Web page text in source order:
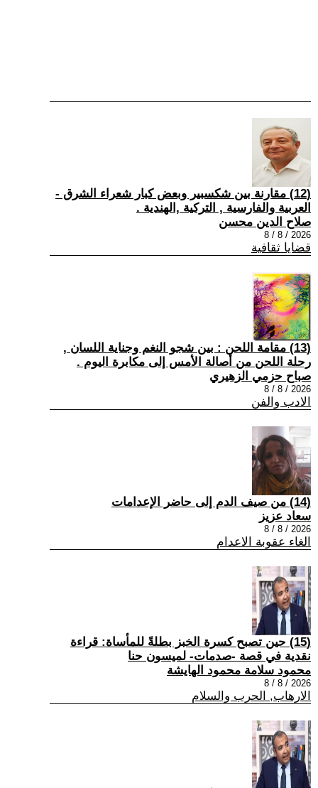
(12) مقارنة بين شكسبير وبعض كبار شعراء الشرق -
العربية والفارسية , التركية ,الهندية .
صلاح الدين محسن
2026 / 8 / 8
قضايا ثقافية
(13) مقامة اللحن : بين شجو النغم وجناية اللسان ,
رحلة اللحن من أصالة الأمس إلى مكابرة اليوم .
صباح حزمي الزهيري
2026 / 8 / 8
الادب والفن
(14) من صيف الدم إلى حاضر الإعدامات
سعاد عزيز
2026 / 8 / 8
الغاء عقوبة الاعدام
(15) حين تصبح كسرة الخبز بطلةً للمأساة: قراءة
نقدية في قصة -صدمات- لميسون حنا
محمود سلامة محمود الهايشة
2026 / 8 / 8
الارهاب, الحرب والسلام